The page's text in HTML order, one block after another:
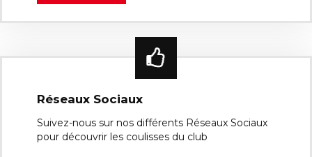
Réseaux Sociaux
Suivez-nous sur nos différents Réseaux Sociaux
pour découvrir les coulisses du club